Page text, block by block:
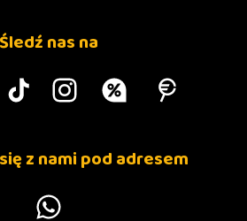
Śledź nas na
z nami pod adresem